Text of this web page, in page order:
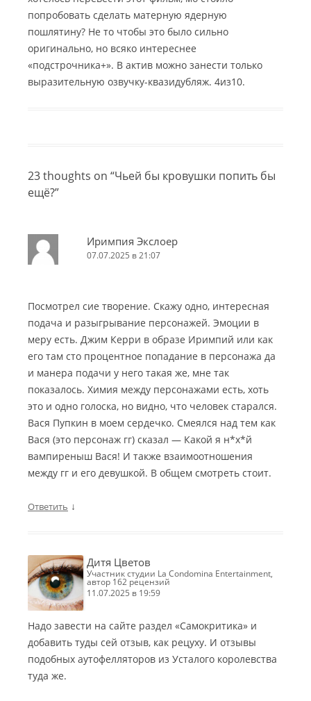
попробовать сделать матерную ядерную
пошлятину? Не то чтобы это было сильно
оригинально, но всяко интереснее
«подстрочника+». В актив можно занести только
выразительную озвучку-квазидубляж. 4из10.
23 thoughts on “Чьей бы кровушки попить бы
ещё?”
Иримпия Экслоер
07.07.2025 в 21:07
Посмотрел сие творение. Скажу одно, интересная
подача и разыгрывание персонажей. Эмоции в
меру есть. Джим Керри в образе Иримпий или как
его там сто процентное попадание в персонажа да
и манера подачи у него такая же, мне так
показалось. Химия между персонажами есть, хоть
это и одно голоска, но видно, что человек старался.
Вася Пупкин в моем сердечко. Смеялся над тем как
Вася (это персонаж гг) сказал — Какой я н*х*й
вампиреныш Вася! И также взаимоотношения
между гг и его девушкой. В общем смотреть стоит.
Ответить ↓
Дитя Цветов
участник студии La Condomina Entertainment,
автор 162 рецензий
11.07.2025 в 19:59
Надо завести на сайте раздел «Самокритика» и
добавить туды сей отзыв, как рецуху. И отзывы
подобных аутофелляторов из Усталого королевства
туда же.